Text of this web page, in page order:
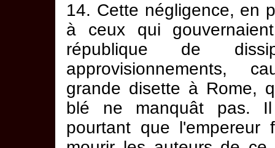
14. Cette négligence, en
à ceux qui
république de
approvisionnements,
grande disette à Rome,
blé ne manquât pas.
pourtant que l'empereur